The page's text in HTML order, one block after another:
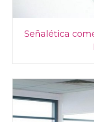
Señalética